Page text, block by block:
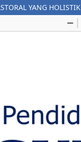
YANG HOLISTIK